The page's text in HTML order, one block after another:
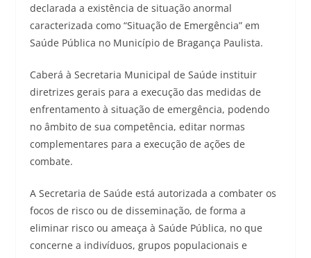
declarada a existência de situação anormal
caracterizada como “Situação de Emergência” em
Saúde Pública no Município de Bragança Paulista.
Caberá à Secretaria Municipal de Saúde instituir
diretrizes gerais para a execução das medidas de
enfrentamento à situação de emergência, podendo
no âmbito de sua competência, editar normas
complementares para a execução de ações de
combate.
A Secretaria de Saúde está autorizada a combater os
focos de risco ou de disseminação, de forma a
eliminar risco ou ameaça à Saúde Pública, no que
concerne a indivíduos, grupos populacionais e